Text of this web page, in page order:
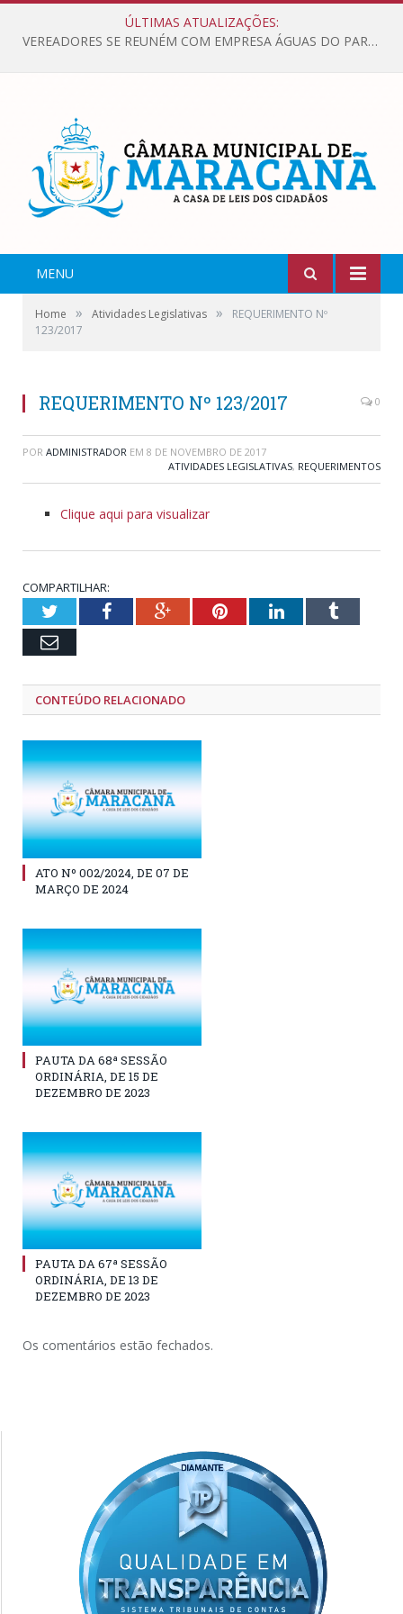
ÚLTIMAS ATUALIZAÇÕES:
VEREADORES SE REUNÉM COM EMPRESA ÁGUAS DO PARÁ, PARA APRESENTAR REIVINDICAÇÕES E MELHORIAS NA QUALIDADE DOS SERVIÇOS OFERECIDOS Á POPULAÇÃO.
MENU
Home » Atividades Legislativas »
REQUERIMENTO Nº
123/2017
REQUERIMENTO Nº 123/2017 0
POR ADMINISTRADOR EM 8 DE NOVEMBRO DE 2017
ATIVIDADES LEGISLATIVAS, REQUERIMENTOS
Clique aqui para visualizar
COMPARTILHAR:
TwitterFacebookGoogle+PinterestLinkedInTumblr
Email
CONTEÚDO RELACIONADO
ATO Nº 002/2024, DE 07 DE
MARÇO DE 2024
PAUTA DA 68ª SESSÃO
ORDINÁRIA, DE 15 DE
DEZEMBRO DE 2023
PAUTA DA 67ª SESSÃO
ORDINÁRIA, DE 13 DE
DEZEMBRO DE 2023
Os comentários estão fechados.